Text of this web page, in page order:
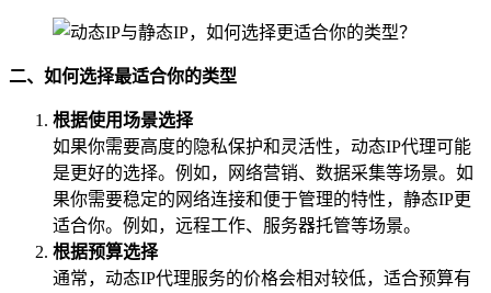
二、如何选择最适合你的类型
根据使用场景选择
如果你需要高度的隐私保护和灵活性，动态IP代理可能
是更好的选择。例如，网络营销、数据采集等场景。如
果你需要稳定的网络连接和便于管理的特性，静态IP更
适合你。例如，远程工作、服务器托管等场景。
根据预算选择
通常，动态IP代理服务的价格会相对较低，适合预算有